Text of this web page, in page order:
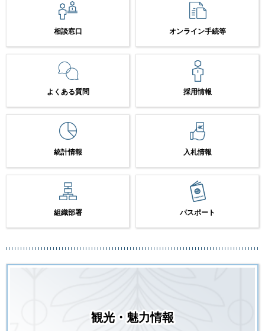
相談窓口 オンライン手続等
よくある質問 採用情報
統計情報 入札情報
組織部署 パスポート
観光・魅力情報